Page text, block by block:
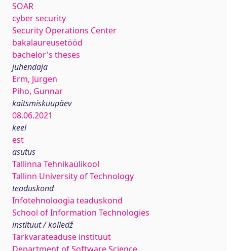
SOAR
cyber security
Security Operations Center
bakalaureusetööd
bachelor's theses
juhendaja
Erm, Jürgen
Piho, Gunnar
kaitsmiskuupäev
08.06.2021
keel
est
asutus
Tallinna Tehnikaülikool
Tallinn University of Technology
teaduskond
Infotehnoloogia teaduskond
School of Information Technologies
instituut / kolledž
Tarkvarateaduse instituut